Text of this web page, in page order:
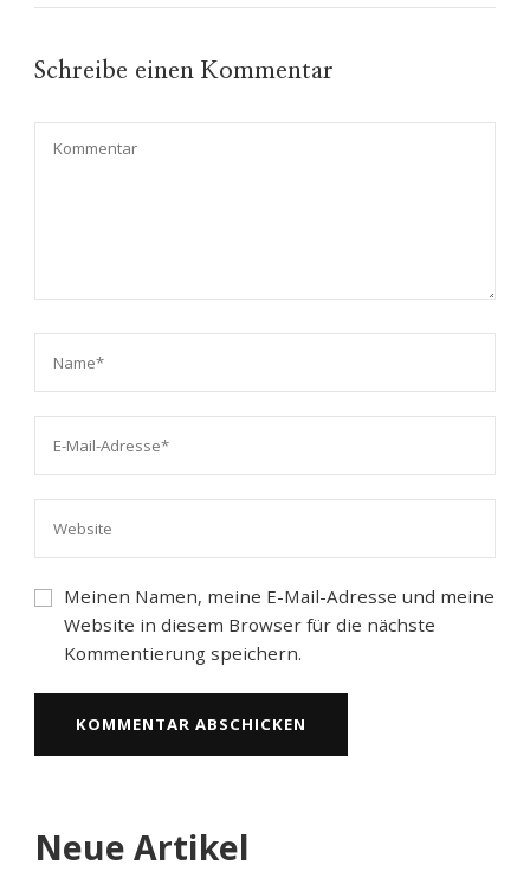
Schreibe einen Kommentar
Meinen Namen, meine E-Mail-Adresse und meine
Website in diesem Browser für die nächste
Kommentierung speichern.
Neue Artikel